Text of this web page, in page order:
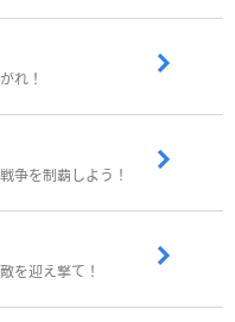
れ！
争を制覇しよう！
を迎え撃て！